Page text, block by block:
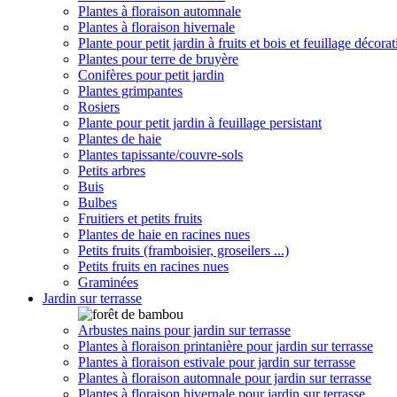
Plantes à floraison automnale
Plantes à floraison hivernale
Plante pour petit jardin à fruits et bois et feuillage
Plantes pour terre de bruyère
Conifères pour petit jardin
Plantes grimpantes
Rosiers
Plante pour petit jardin à feuillage persistant
Plantes de haie
Plantes tapissante/couvre-sols
Petits arbres
Buis
Bulbes
Fruitiers et petits fruits
Plantes de haie en racines nues
Petits fruits (framboisier, groseilers ...)
Petits fruits en racines nues
Graminées
Jardin sur terrasse
Arbustes nains pour jardin sur terrasse
Plantes à floraison printanière pour jardin sur terrasse
Plantes à floraison estivale pour jardin sur terrasse
Plantes à floraison automnale pour jardin sur terrasse
Plantes à floraison hivernale pour jardin sur terrasse